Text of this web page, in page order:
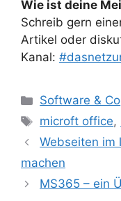
Wie ist deine
Schreib gern
Artikel oder
Kanal:
Kategorien
Software & Co
Schlagwörter
microft office,
Webseiten im
machen
MS365 – ein